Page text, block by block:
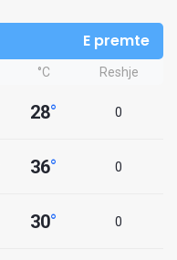
E premte
°C Reshje
28° 0
36° 0
30° 0